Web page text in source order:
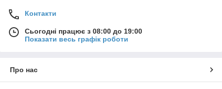
Контакти
Сьогодні працює з 08:00 до 19:00
Показати весь графік роботи
Про нас